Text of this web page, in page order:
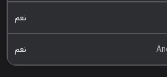
نعم
نعم